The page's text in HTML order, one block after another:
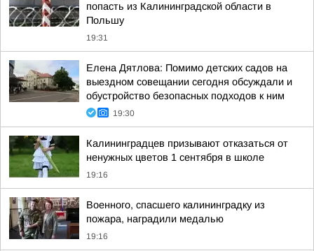
попасть из Калининградской области в
Польшу
19:31
Елена Дятлова: Помимо детских садов на
выездном совещании сегодня обсуждали и
обустройство безопасных подходов к ним
19:30
Калининградцев призывают отказаться от
ненужных цветов 1 сентября в школе
19:16
Военного, спасшего калининградку из
пожара, наградили медалью
19:16